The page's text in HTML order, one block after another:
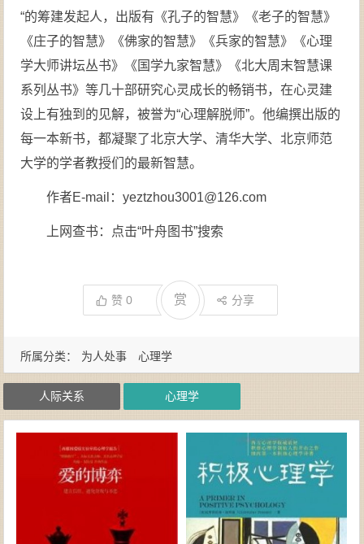
“的筹建发起人，出版有《孔子的智慧》《老子的智慧》
《庄子的智慧》《佛家的智慧》《兵家的智慧》《心理
学大师讲坛丛书》《国学九家智慧》《北大周末智慧课
系列丛书》等几十部研究心灵成长的畅销书，在心灵建
设上有独到的见解，被誉为“心理解脱师”。他编撰出版的
每一本新书，都凝聚了北京大学、清华大学、北京师范
大学的学者教授们的最新智慧。
作者E-mail：yeztzhou3001@126.com
上网查书：点击“叶舟图书”搜索
赞0 赏 分享
所属分类： 为人处事 心理学
人际关系 心理学